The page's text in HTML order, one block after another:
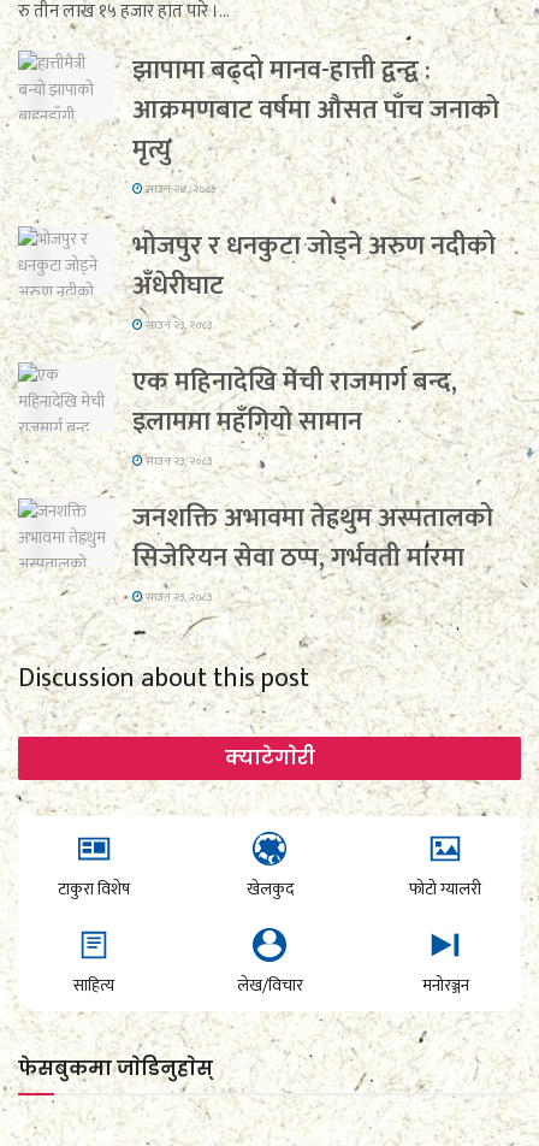
रु तीन लाख १५ हजार हात पारे ।...
झापामा बढ्दो मानव-हात्ती द्वन्द्व :
आक्रमणबाट वर्षमा औसत पाँच जनाको
मृत्यु
साउन २४, २०८३
भोजपुर र धनकुटा जोड्ने अरुण नदीको
अँधेरीघाट
साउन २३, २०८३
एक महिनादेखि मेची राजमार्ग बन्द,
इलाममा महँगियो सामान
साउन २३, २०८३
जनशक्ति अभावमा तेह्रथुम अस्पतालको
सिजेरियन सेवा ठप्प, गर्भवती मारमा
साउन २३, २०८३
Discussion about this post
क्याटेगाेरी
टाकुरा विशेष खेलकुद फोटो ग्यालरी
साहित्य लेख/विचार मनोरञ्जन
फेसबुकमा जाेडिनुहाेस्